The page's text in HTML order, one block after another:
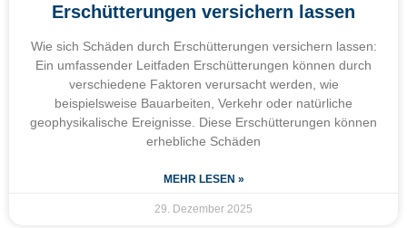
Erschütterungen versichern lassen
Wie sich Schäden durch Erschütterungen versichern lassen:
Ein umfassender Leitfaden Erschütterungen können durch
verschiedene Faktoren verursacht werden, wie
beispielsweise Bauarbeiten, Verkehr oder natürliche
geophysikalische Ereignisse. Diese Erschütterungen können
erhebliche Schäden
MEHR LESEN »
29. Dezember 2025